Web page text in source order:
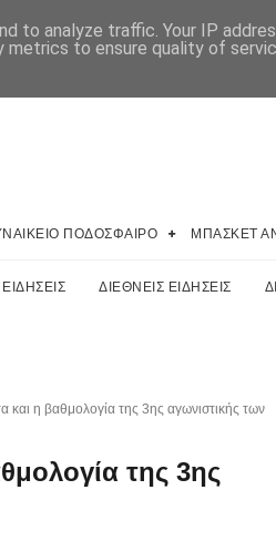
ΠΟΔΟΣΦΑΙΡΟ ΜΠΑΣΚΕΤ
ΔΙΕΘΝΕΙΣ ΕΙΔΗΣΕΙΣ
η βαθμολογία της 3ης αγωνιστικής των
της 3ης
to analyze traffic. Your IP
to ensure quality of